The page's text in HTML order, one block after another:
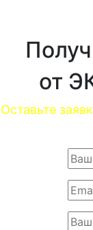
от
Оставьте